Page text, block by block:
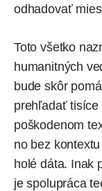
odhadovať
Toto všetko
humanitných
bude skôr
prehľadať
poškodenom
no bez
holé dáta. Inak
je spolupráca